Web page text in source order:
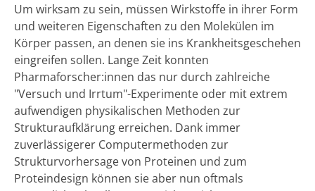
Um wirksam zu sein, müssen Wirkstoffe in ihrer Form
und weiteren Eigenschaften zu den Molekülen im
Körper passen, an denen sie ins Krankheitsgeschehen
eingreifen sollen. Lange Zeit konnten
Pharmaforscher:innen das nur durch zahlreiche
"Versuch und Irrtum"-Experimente oder mit extrem
aufwendigen physikalischen Methoden zur
Strukturaufklärung erreichen. Dank immer
zuverlässigerer Computermethoden zur
Strukturvorhersage von Proteinen und zum
Proteindesign können sie aber nun oftmals